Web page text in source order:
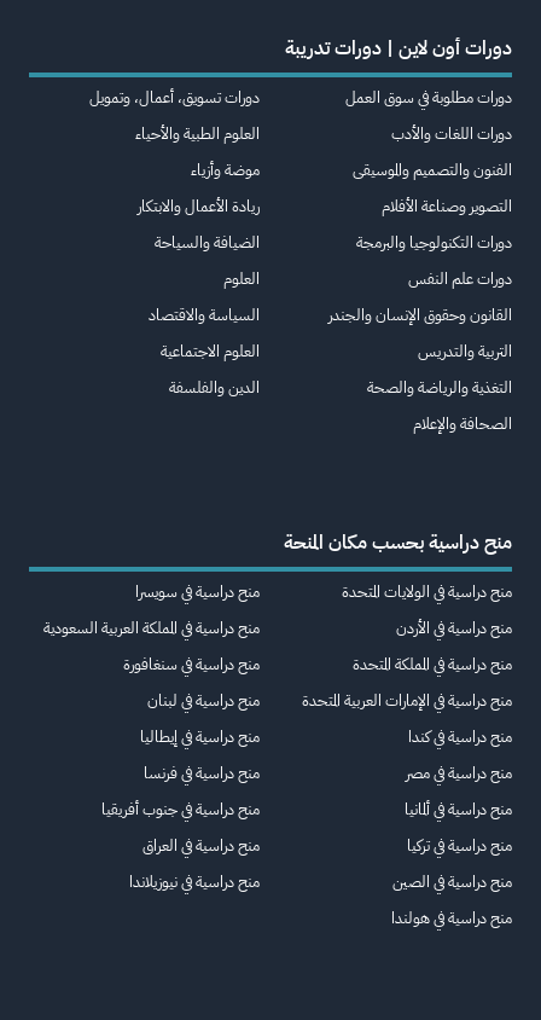
دورات أون لاين | دورات تدريبة
دورات مطلوبة في سوق العمل
دورات اللغات والأدب
الفنون والتصميم والموسيقى
التصوير وصناعة الأفلام
دورات التكنولوجيا والبرمجة
دورات علم النفس
القانون وحقوق الإنسان والجندر
التربية والتدريس
التغذية والرياضة والصحة
الصحافة والإعلام
دورات تسويق، أعمال، وتمويل
العلوم الطبية والأحياء
موضة وأزياء
ريادة الأعمال والابتكار
الضيافة والسياحة
العلوم
السياسة والاقتصاد
العلوم الاجتماعية
الدين والفلسفة
منح دراسية بحسب مكان المنحة
منح دراسية في الولايات المتحدة
منح دراسية في الأردن
منح دراسية في المملكة المتحدة
منح دراسية في الإمارات العربية المتحدة
منح دراسية في كندا
منح دراسية في مصر
منح دراسية في ألمانيا
منح دراسية في تركيا
منح دراسية في الصين
منح دراسية في هولندا
منح دراسية في سويسرا
منح دراسية في المملكة العربية السعودية
منح دراسية في سنغافورة
منح دراسية في لبنان
منح دراسية في إيطاليا
منح دراسية في فرنسا
منح دراسية في جنوب أفريقيا
منح دراسية في العراق
منح دراسية في نيوزيلاندا